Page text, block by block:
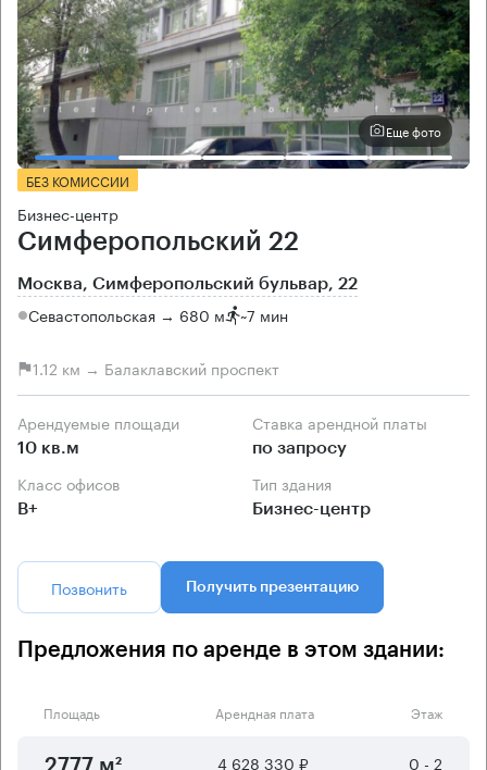
Еще фото
БЕЗ КОМИССИИ
Бизнес-центр
Симферопольский 22
Москва, Симферопольский бульвар, 22
Севастопольская → 680 м ~7 мин
1.12 км → Балаклавский проспект
Арендуемые площади
10 кв.м
Ставка арендной платы
по запросу
Класс офисов
B+
Тип здания
Бизнес-центр
Позвонить Получить презентацию
Предложения по аренде в этом здании:
Площадь Арендная плата Этаж
4 628 330 ₽ 0 - 2